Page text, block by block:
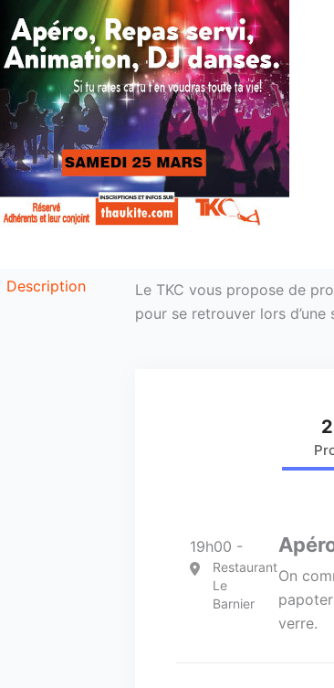
Description
Le TKC vous propose de
pour se retrouver lors d’une
19h00 -
Restaurant
Le
Barnier
On
papoter
verre.